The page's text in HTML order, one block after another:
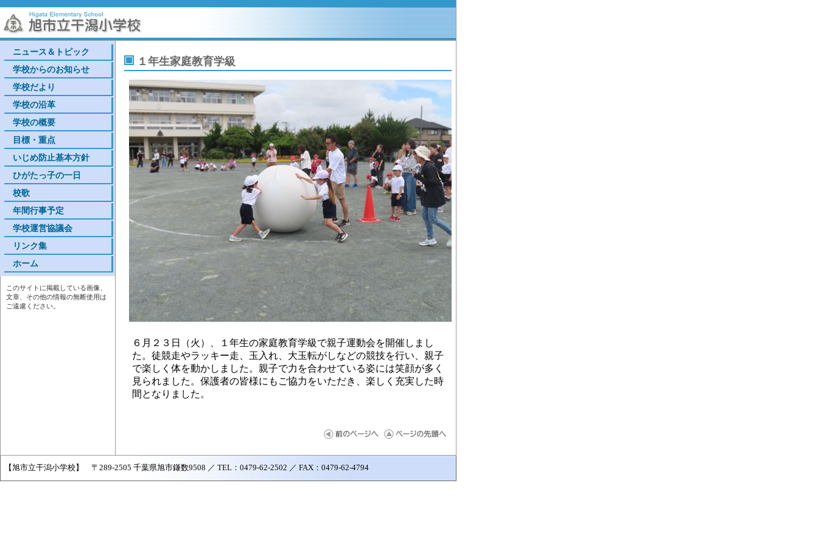
ニュース＆トピック
学校からのお知らせ
学校だより
学校の沿革
学校の概要
目標・重点
いじめ防止基本方針
ひがたっ子の一日
校歌
年間行事予定
学校運営協議会
リンク集
ホーム
このサイトに掲載している画像、
文章、その他の情報の無断使用は
ご遠慮ください。
１年生家庭教育学級
６月２３日（火）、１年生の家庭教育学級で親子運動会を開催しまし
た。徒競走やラッキー走、玉入れ、大玉転がしなどの競技を行い、親子
で楽しく体を動かしました。親子で力を合わせている姿には笑顔が多く
見られました。保護者の皆様にもご協力をいただき、楽しく充実した時
間となりました。
【旭市立干潟小学校】 〒289-2505 千葉県旭市鎌数9508 ／ TEL：0479-62-2502 ／ FAX：0479-62-4794